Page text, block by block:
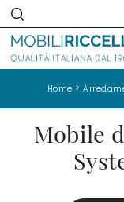
Home >
Mobile